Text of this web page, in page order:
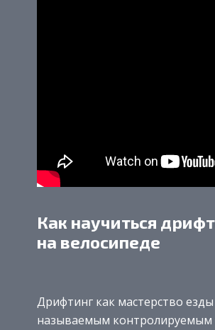
Как научиться
на велосипеде
Дрифтинг как мастерство езды
называемым контролируемым